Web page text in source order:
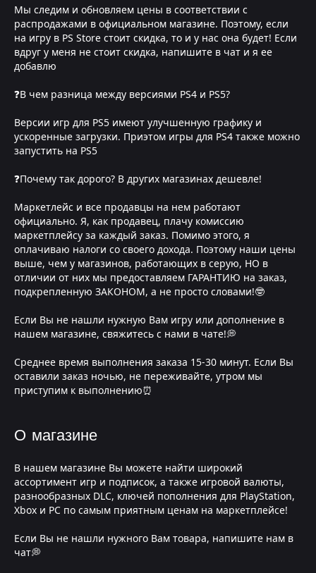
Мы следим и обновляем цены в соответствии с
распродажами в официальном магазине. Поэтому, если
на игру в PS Store стоит скидка, то и у нас она будет! Если
вдруг у меня не стоит скидка, напишите в чат и я ее
добавлю
❓В чем разница между версиями PS4 и PS5?
Версии игр для PS5 имеют улучшенную графику и
ускоренные загрузки. Приэтом игры для PS4 также можно
запустить на PS5
❓Почему так дорого? В других магазинах дешевле!
Маркетлейс и все продавцы на нем работают
официально. Я, как продавец, плачу комиссию
маркетплейсу за каждый заказ. Помимо этого, я
оплачиваю налоги со своего дохода. Поэтому наши цены
выше, чем у магазинов, работающих в серую, НО в
отличии от них мы предоставляем ГАРАНТИЮ на заказ,
подкрепленную ЗАКОНОМ, а не просто словами!🤓
Если Вы не нашли нужную Вам игру или дополнение в
нашем магазине, свяжитесь с нами в чате!💭
Среднее время выполнения заказа 15-30 минут. Если Вы
оставили заказ ночью, не переживайте, утром мы
приступим к выполнению⏰
О магазине
В нашем магазине Вы можете найти широкий
ассортимент игр и подписок, а также игровой валюты,
разнообразных DLC, ключей пополнения для PlayStation,
Xbox и PC по самым приятным ценам на маркетплейсе!
Если Вы не нашли нужного Вам товара, напишите нам в
чат💭